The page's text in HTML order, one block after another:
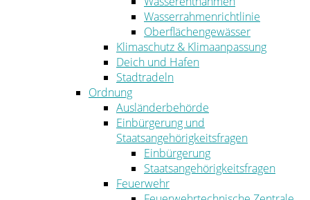
Wasserrahmenrichtlinie
Oberflächengewässer
Klimaschutz & Klimaanpassung
Deich und Hafen
Stadtradeln
Ordnung
Ausländerbehörde
Einbürgerung und
Staatsangehörigkeitsfragen
Einbürgerung
Staatsangehörigkeitsfragen
Feuerwehr